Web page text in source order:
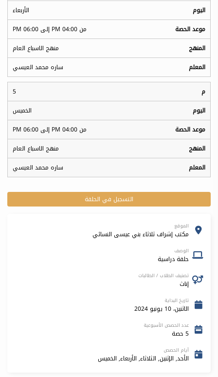
الأربعاء
من 04:00 PM إلى 06:00 PM
منهج الاسباع العام
ساره محمد العيسي
5
الخميس
من 04:00 PM إلى 06:00 PM
منهج الاسباع العام
ساره محمد العيسي
التسجيل في الحلقة
الموقع
مكتب إشراف ثلاثاء بني عيسى النسائي
الوصف
حلقة دراسية
تصنيف الطلاب / الطالبات
إناث
تاريخ البداية
الاثنين، 10 يونيو 2024
عدد الحصص الأسبوعية
5 حصة
أيام الحصص
الأحد, الإثنين, الثلاثاء, الأربعاء, الخميس